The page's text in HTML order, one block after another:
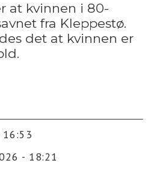
at kvinnen i 80-
fra Kleppestø.
det at kvinnen er
16:53
- 18:21